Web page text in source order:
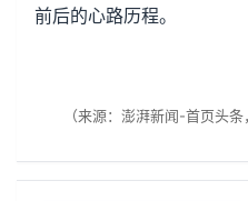
前后的心路历程。
（来源：澎湃新闻-首页头